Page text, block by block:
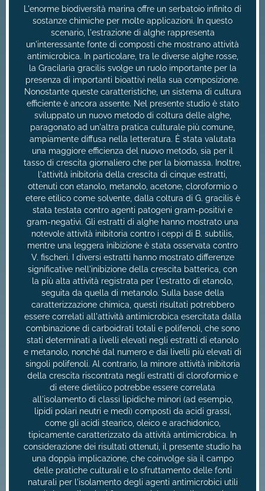
L'enorme biodiversità marina offre un serbatoio infinito di
sostanze chimiche per molte applicazioni. In questo
scenario, l'estrazione di alghe rappresenta
un'interessante fonte di composti che mostrano attività
antimicrobica. In particolare, tra le diverse alghe rosse,
la Gracilaria gracilis svolge un ruolo importante per la
presenza di importanti bioattivi nella sua composizione.
Nonostante queste caratteristiche, un sistema di cultura
efficiente è ancora assente. Nel presente studio è stato
sviluppato un nuovo metodo di coltura delle alghe,
paragonato ad un'altra pratica culturale più comune,
ampiamente diffusa nella letteratura. È stata valutata
una maggiore efficienza del nuovo metodo, sia per il
tasso di crescita giornaliero che per la biomassa. Inoltre,
l'attività inibitoria della crescita di cinque estratti,
ottenuti con etanolo, metanolo, acetone, cloroformio o
etere etilico come solvente, dalla coltura di G. gracilis è
stata testata contro agenti patogeni gram-positivi e
gram-negativi. Gli estratti di alghe hanno mostrato una
notevole attività inibitoria contro i ceppi di B. subtilis,
mentre una leggera inibizione è stata osservata contro
V. fischeri. I diversi estratti hanno mostrato differenze
significative nell'inibizione della crescita batterica, con
la più alta attività registrata per l'estratto di etanolo,
seguita da quella di metanolo. Sulla base della
caratterizzazione chimica, questi risultati potrebbero
essere correlati all'attività antimicrobica esercitata dalla
combinazione di carboidrati totali e polifenoli, che sono
stati determinati a livelli elevati negli estratti di etanolo
e metanolo, nonché dal numero e dai livelli più elevati di
singoli polifenoli. Al contrario, la minore attività inibitoria
della crescita riscontrata negli estratti di cloroformio e
di etere dietilico potrebbe essere correlata
all'isolamento di classi lipidiche minori (ad esempio,
lipidi polari neutri e medi) composti da acidi grassi,
come gli acidi stearico, oleico e arachidonico,
tipicamente caratterizzato da attività antimicrobica. In
considerazione dei risultati ottenuti, il presente studio ha
una doppia implicazione, che coinvolge sia il campo
delle pratiche culturali e lo sfruttamento delle fonti
naturali per l'isolamento degli agenti antimicrobici utili